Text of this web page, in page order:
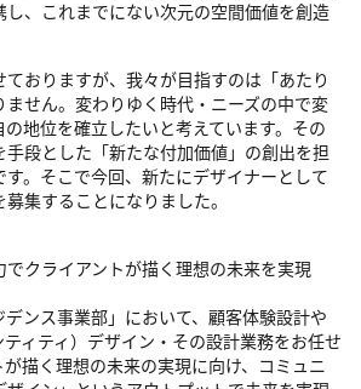
し、これまでにない次元の空間価値を創造
おりますが、我々が目指すのは「あたり
ません。変わりゆく時代・ニーズの中で変
地位を確立したいと考えています。その
段とした「新たな付加価値」の創出を担
す。そこで今回、新たにデザイナーとして
集することになりました。
クライアントが描く理想の未来を実現
デンス事業部」において、顧客体験設計や
ィティ）デザイン・その設計業務をお任せ
が描く理想の未来の実現に向け、コミュニ